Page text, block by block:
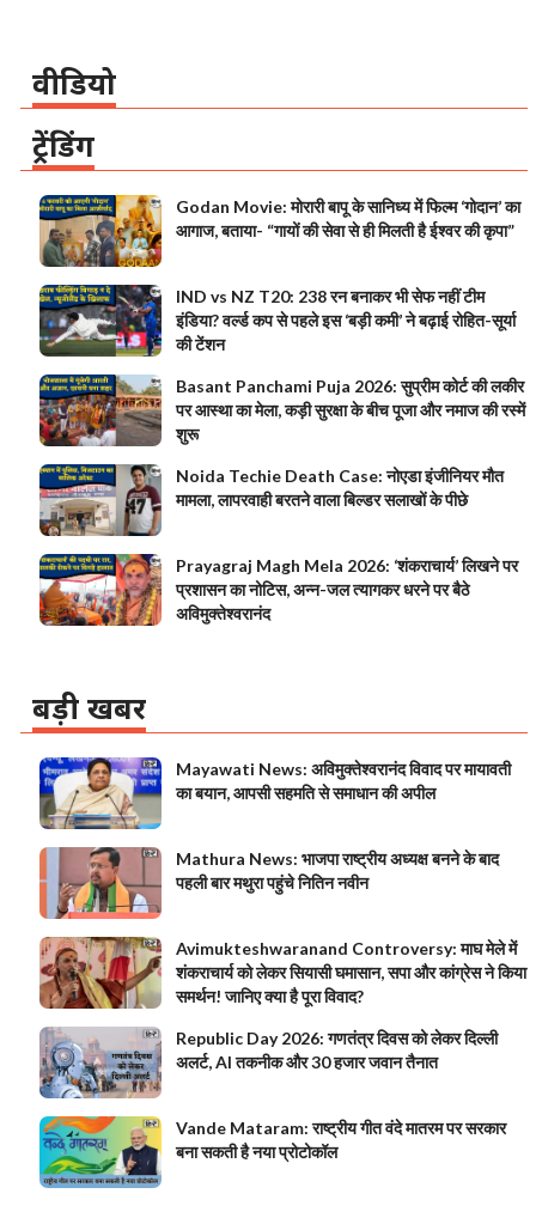
वीडियो
ट्रेंडिंग
Godan Movie: मोरारी बापू के सानिध्य में फिल्म ‘गोदान’ का
आगाज, बताया- “गायों की सेवा से ही मिलती है ईश्वर की कृपा”
IND vs NZ T20: 238 रन बनाकर भी सेफ नहीं टीम
इंडिया? वर्ल्ड कप से पहले इस ‘बड़ी कमी’ ने बढ़ाई रोहित-सूर्या
की टेंशन
Basant Panchami Puja 2026: सुप्रीम कोर्ट की लकीर
पर आस्था का मेला, कड़ी सुरक्षा के बीच पूजा और नमाज की रस्में
शुरू
Noida Techie Death Case: नोएडा इंजीनियर मौत
मामला, लापरवाही बरतने वाला बिल्डर सलाखों के पीछे
Prayagraj Magh Mela 2026: ‘शंकराचार्य’ लिखने पर
प्रशासन का नोटिस, अन्न-जल त्यागकर धरने पर बैठे
अविमुक्तेश्वरानंद
बड़ी खबर
Mayawati News: अविमुक्तेश्वरानंद विवाद पर मायावती
का बयान, आपसी सहमति से समाधान की अपील
Mathura News: भाजपा राष्ट्रीय अध्यक्ष बनने के बाद
पहली बार मथुरा पहुंचे नितिन नवीन
Avimukteshwaranand Controversy: माघ मेले में
शंकराचार्य को लेकर सियासी घमासान, सपा और कांग्रेस ने किया
समर्थन! जानिए क्या है पूरा विवाद?
Republic Day 2026: गणतंत्र दिवस को लेकर दिल्ली
अलर्ट, AI तकनीक और 30 हजार जवान तैनात
Vande Mataram: राष्ट्रीय गीत वंदे मातरम पर सरकार
बना सकती है नया प्रोटोकॉल